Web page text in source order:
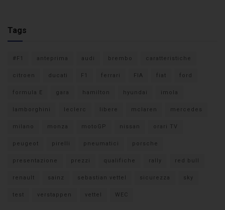
Tags
#F1 anteprima audi brembo caratteristiche
citroen ducati F1 ferrari FIA fiat ford
formula E gara hamilton hyundai imola
lamborghini leclerc libere mclaren mercedes
milano monza motoGP nissan orari TV
peugeot pirelli pneumatici porsche
presentazione prezzi qualifiche rally red bull
renault sainz sebastian vettel sicurezza sky
test verstappen vettel WEC